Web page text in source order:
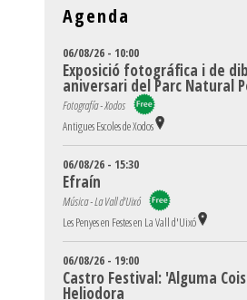
Agenda
06/08/26 - 10:00
Exposició fotográfica i de
aniversari del Parc Natural
Fotografía - Xodos
Antigues Escoles de Xodos
06/08/26 - 15:30
Efraín
Música - La Vall d'Uixó
Les Penyes en Festes en La Vall d'Uixó
06/08/26 - 19:00
Castro Festival: 'Alguma
Heliodora